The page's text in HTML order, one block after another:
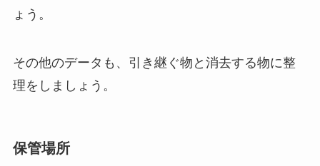
ょう。
その他のデータも、引き継ぐ物と消去する物に整
理をしましょう。
保管場所